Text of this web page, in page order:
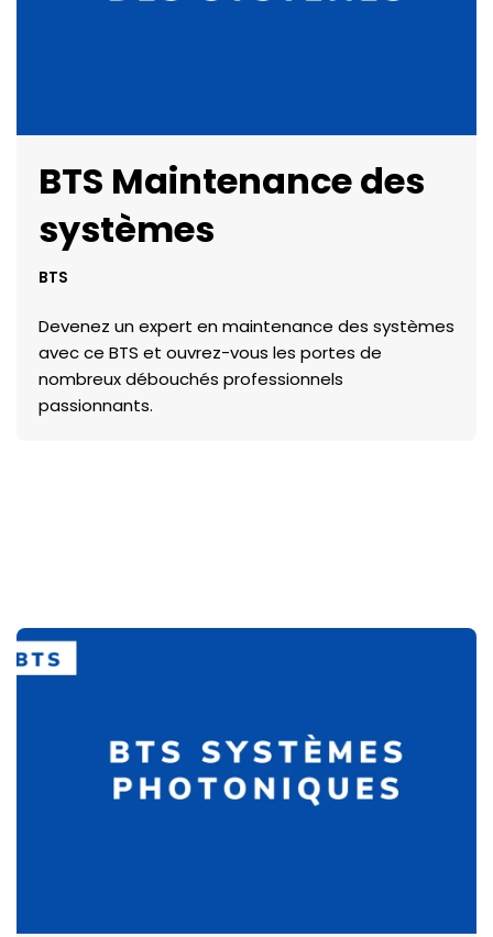
BTS Maintenance des
systèmes
BTS
Devenez un expert en maintenance des systèmes
avec ce BTS et ouvrez-vous les portes de
nombreux débouchés professionnels
passionnants.